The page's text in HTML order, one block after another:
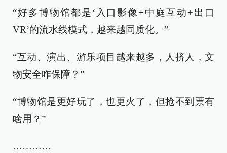
“好多博物馆都是‘入口影像+中庭互动+出口
VR’的流水线模式，越来越同质化。”
“互动、演出、游乐项目越来越多，人挤人，文
物安全咋保障？”
“博物馆是更好玩了，也更火了，但抢不到票有
啥用？”
…………